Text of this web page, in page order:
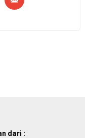
dari :